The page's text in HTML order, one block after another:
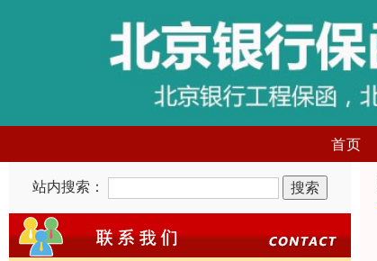
首页
站内搜索：